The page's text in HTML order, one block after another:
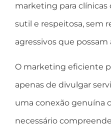
marketing para clínicas
sutil e respeitosa, sem
agressivos que possam
O marketing eficiente
apenas de divulgar
uma conexão genuína
necessário